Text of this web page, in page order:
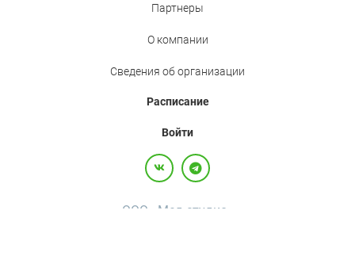
Партнеры
О компании
Сведения об организации
Расписание
Войти
ООО «Мед.студио»